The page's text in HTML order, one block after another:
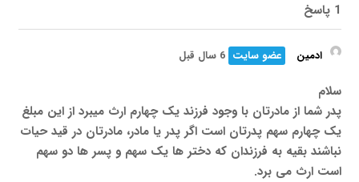
1 پاسخ
ادمین عضو سایت 6 سال قبل
سلام
پدر شما از مادرتان با وجود فرزند یک چهارم ارث میبرد از این مبلغ
یک چهارم سهم پدرتان است اگر پدر یا مادر، مادرتان در قید حیات
نباشند بقیه به فرزندان که دختر ها یک سهم و پسر ها دو سهم
است ارث می برد.